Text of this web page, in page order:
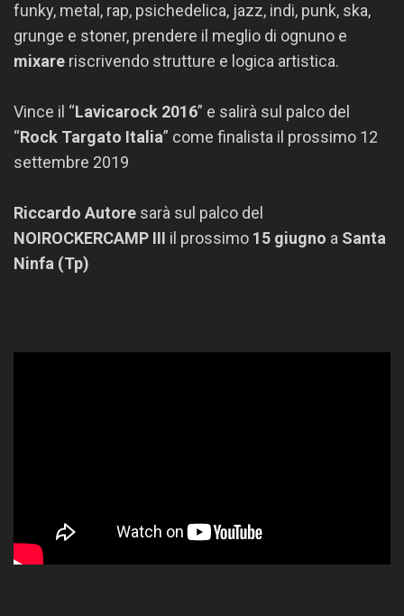
funky, metal, rap, psichedelica, jazz, indi, punk, ska,
grunge e stoner, prendere il meglio di ognuno e
mixare riscrivendo strutture e logica artistica.
Vince il “Lavicarock 2016” e salirà sul palco del
“Rock Targato Italia” come finalista il prossimo 12
settembre 2019
Riccardo Autore sarà sul palco del
NOIROCKERCAMP III il prossimo 15 giugno a Santa
Ninfa (Tp)